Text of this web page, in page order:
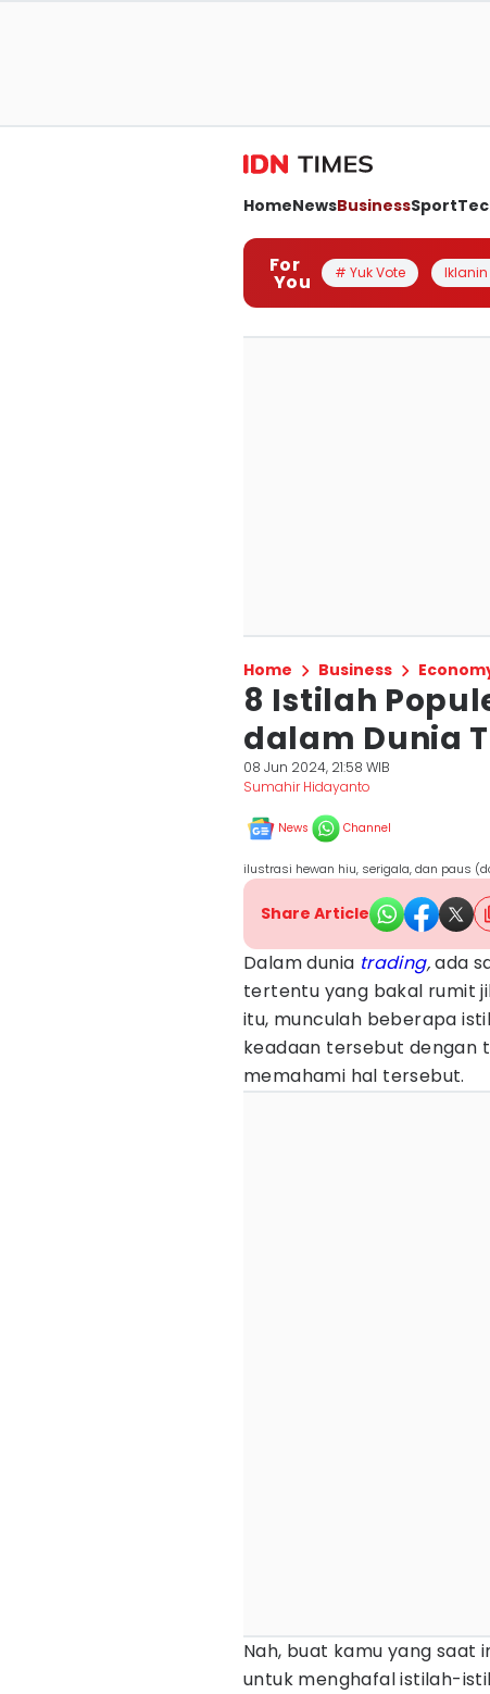
HomeNewsBusinessSport
For
You # Yuk Vote Iklanin
Home Business
8 Istilah
dalam Dunia
08 Jun 2024, 21:58 WIB
Sumahir Hidayanto
News Channel
ilustrasi hewan hiu, serigala, dan paus
Share Article
Dalam dunia trading,ada
tertentu yang bakal rumit
itu, munculah beberapa
keadaan tersebut dengan
memahami hal tersebut.
Nah, buat kamu yang saat
untuk menghafal istilah-